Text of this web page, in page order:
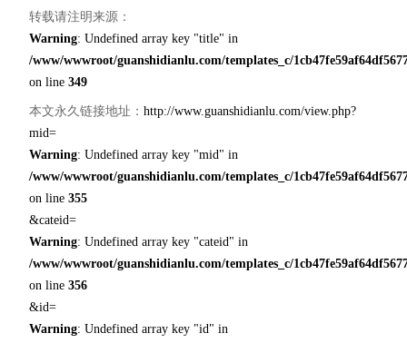
转载请注明来源：
Warning: Undefined array key "title" in
/www/wwwroot/guanshidianlu.com/templates_c/
on line 349
本文永久链接地址： http://www.guanshidianlu.com/view.php?
mid=
Warning: Undefined array key "mid" in
/www/wwwroot/guanshidianlu.com/templates_c/
on line 355
&cateid=
Warning: Undefined array key "cateid" in
/www/wwwroot/guanshidianlu.com/templates_c/
on line 356
&id=
Warning: Undefined array key "id" in